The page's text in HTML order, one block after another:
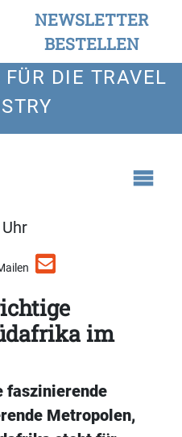
NEWSLETTER
BESTELLEN
DIE TRAVEL
im
faszinierende
Metropolen,